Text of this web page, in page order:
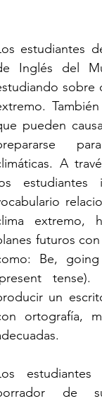
estudiantes
Inglés del
sobre
pueden
A
estudiantes
extremo,
futuros
Be,
tense).
un
ortografía,
de